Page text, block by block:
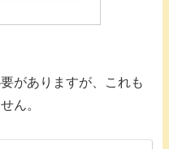
がありますが、これも
ん。